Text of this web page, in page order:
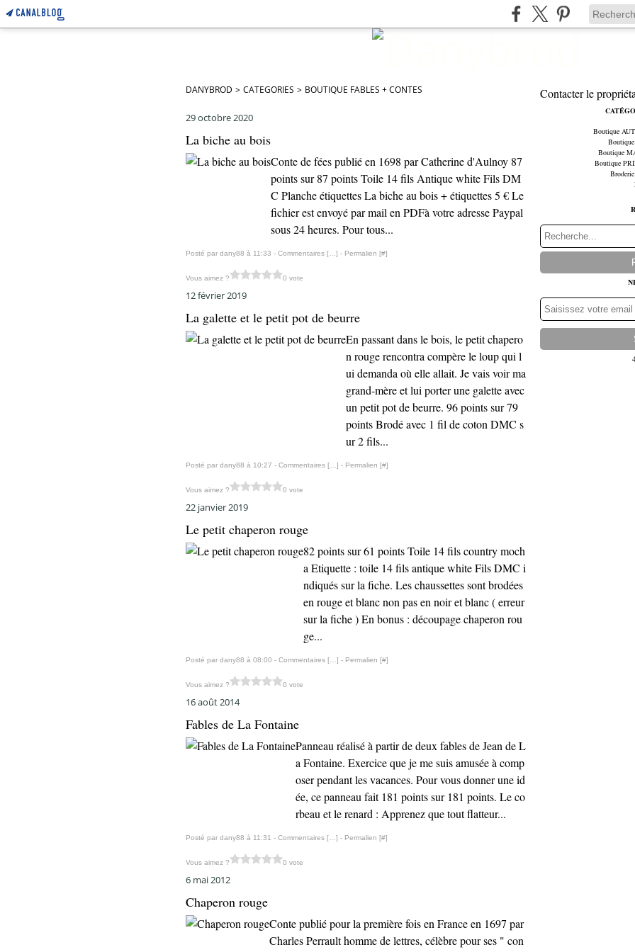
DANYBROD > CATEGORIES > BOUTIQUE FABLES + CONTES
29 octobre 2020
La biche au bois
Conte de fées publié en 1698 par Catherine d'Aulnoy 87
points sur 87 points Toile 14 fils Antique white Fils DM
C Planche étiquettes La biche au bois + étiquettes 5 € Le
fichier est envoyé par mail en PDFà votre adresse Paypal
sous 24 heures. Pour tous...
Posté par dany88 à 11:33 - Commentaires [ ] - Permalien [#]
Vous aimez ? 0 vote
12 février 2019
La galette et le petit pot de beurre
En passant dans le bois, le petit chapero
n rouge rencontra compère le loup qui l
ui demanda où elle allait. Je vais voir ma
grand-mère et lui porter une galette avec
un petit pot de beurre. 96 points sur 79
points Brodé avec 1 fil de coton DMC s
ur 2 fils...
Posté par dany88 à 10:27 - Commentaires [ ] - Permalien [#]
Vous aimez ? 0 vote
22 janvier 2019
Le petit chaperon rouge
82 points sur 61 points Toile 14 fils country moch
a Etiquette : toile 14 fils antique white Fils DMC i
ndiqués sur la fiche. Les chaussettes sont brodées
en rouge et blanc non pas en noir et blanc ( erreur
sur la fiche ) En bonus : découpage chaperon rou
ge...
Posté par dany88 à 08:00 - Commentaires [ ] - Permalien [#]
Vous aimez ? 0 vote
16 août 2014
Fables de La Fontaine
Panneau réalisé à partir de deux fables de Jean de L
a Fontaine. Exercice que je me suis amusée à comp
oser pendant les vacances. Pour vous donner une id
ée, ce panneau fait 181 points sur 181 points. Le co
rbeau et le renard : Apprenez que tout flatteur...
Posté par dany88 à 11:31 - Commentaires [ ] - Permalien [#]
Vous aimez ? 0 vote
6 mai 2012
Chaperon rouge
Conte publié pour la première fois en France en 1697 par
Charles Perrault homme de lettres, célèbre pour ses " con
Contacter le
Boutique
Boutique
Boutique